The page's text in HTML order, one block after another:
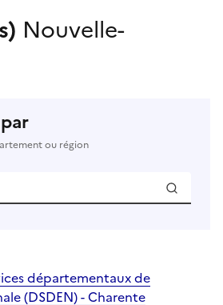
Nouvelle-
ou région
départementaux de
(DSDEN) - Charente